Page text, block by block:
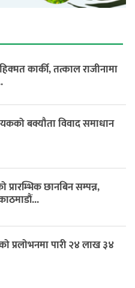
कार्की, तत्काल राजीनामा
बक्यौता विवाद समाधान
छानबिन सम्पन्न,
प्रलोभनमा पारी २४ लाख ३४